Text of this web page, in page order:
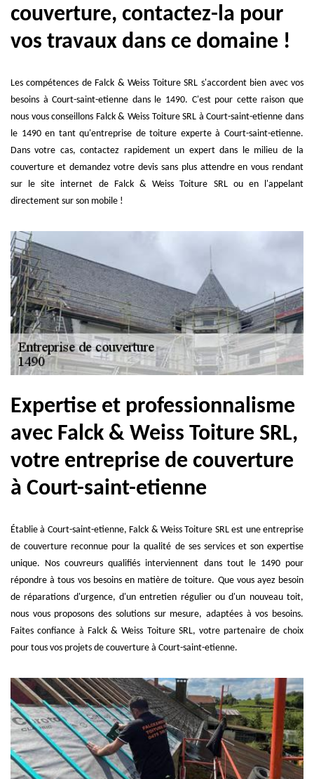
couverture, contactez-la pour
vos travaux dans ce domaine !
Les compétences de Falck & Weiss Toiture SRL s'accordent bien avec vos
besoins à Court-saint-etienne dans le 1490. C'est pour cette raison que
nous vous conseillons Falck & Weiss Toiture SRL à Court-saint-etienne dans
le 1490 en tant qu'entreprise de toiture experte à Court-saint-etienne.
Dans votre cas, contactez rapidement un expert dans le milieu de la
couverture et demandez votre devis sans plus attendre en vous rendant
sur le site internet de Falck & Weiss Toiture SRL ou en l'appelant
directement sur son mobile !
Expertise et professionnalisme
avec Falck & Weiss Toiture SRL,
votre entreprise de couverture
à Court-saint-etienne
Établie à Court-saint-etienne, Falck & Weiss Toiture SRL est une entreprise
de couverture reconnue pour la qualité de ses services et son expertise
unique. Nos couvreurs qualifiés interviennent dans tout le 1490 pour
répondre à tous vos besoins en matière de toiture. Que vous ayez besoin
de réparations d'urgence, d'un entretien régulier ou d'un nouveau toit,
nous vous proposons des solutions sur mesure, adaptées à vos besoins.
Faites confiance à Falck & Weiss Toiture SRL, votre partenaire de choix
pour tous vos projets de couverture à Court-saint-etienne.